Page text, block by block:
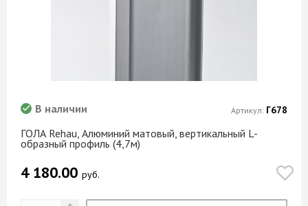
ГОЛА Rehau, Алюминий матовый, вертикальный L-
образный профиль (4,7м)
В наличии
4 180.00 руб.
Артикул: Г678